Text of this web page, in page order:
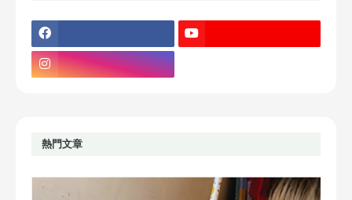
熱門文章